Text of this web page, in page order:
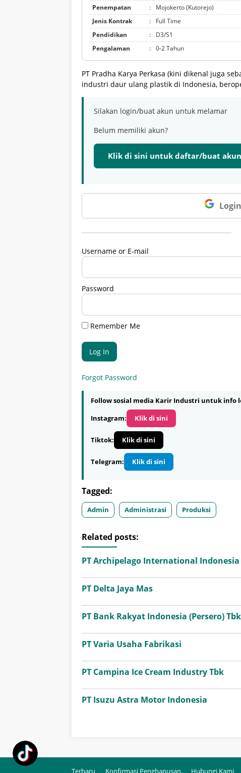
Penempatan
:
Mojokerto (Kutorejo)
Jenis Kontrak
:
Full Time
Pendidikan
:
D3/S1
Pengalaman
: 0-2 Tahun
PT Pradha Karya Perkasa (kini dikenal juga
industri daur ulang plastik di Indonesia,
Silakan login/buat akun untuk melamar
Belum memiliki akun?
Klik di sini untuk daftar/buat akun
Username or E-mail
Password
Remember Me
Forgot Password
Follow sosial media Karir Industri untuk info
Instagram:
Klik di sini
Tiktok: Klik di sini
Telegram: Klik di sini
Tagged:
Admin Administrasi Produksi
Related posts:
PT Archipelago International
PT Delta Jaya Mas
PT Bank Rakyat Indonesia (Persero) Tbk
PT Varia Usaha Fabrikasi
PT Campina Ice Cream Industry Tbk
PT Isuzu Astra Motor Indonesia
Terbaru Konfirmasi Penghapusan Hubungi Kami